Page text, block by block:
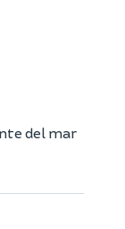
del mar